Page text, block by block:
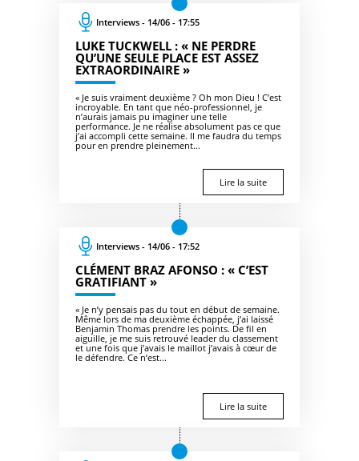
Interviews - 14/06 - 17:55
LUKE TUCKWELL : « NE PERDRE
QU’UNE SEULE PLACE EST ASSEZ
EXTRAORDINAIRE »
« Je suis vraiment deuxième ? Oh mon Dieu ! C’est
incroyable. En tant que néo-professionnel, je
n’aurais jamais pu imaginer une telle
performance. Je ne réalise absolument pas ce que
j’ai accompli cette semaine. Il me faudra du temps
pour en prendre pleinement...
Lire la suite
Interviews - 14/06 - 17:52
CLÉMENT BRAZ AFONSO : « C’EST
GRATIFIANT »
« Je n’y pensais pas du tout en début de semaine.
Même lors de ma deuxième échappée, j’ai laissé
Benjamin Thomas prendre les points. De fil en
aiguille, je me suis retrouvé leader du classement
et une fois que j’avais le maillot j’avais à cœur de
le défendre. Ce n’est...
Lire la suite